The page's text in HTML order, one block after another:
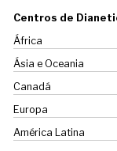
Centros de
África
Ásia e Oceania
Canadá
Europa
América Latina